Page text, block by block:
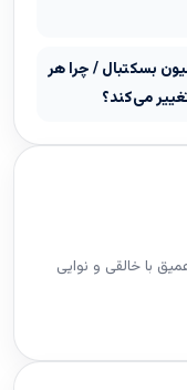
بسکتبال / چرا هر
با خالقی و نوایی